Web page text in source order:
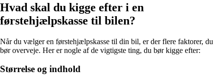
Hvad skal du kigge efter i en
førstehjælpskasse til bilen?
Når du vælger en førstehjælpskasse til din bil, er der flere faktorer, du
bør overveje. Her er nogle af de vigtigste ting, du bør kigge efter:
Størrelse og indhold